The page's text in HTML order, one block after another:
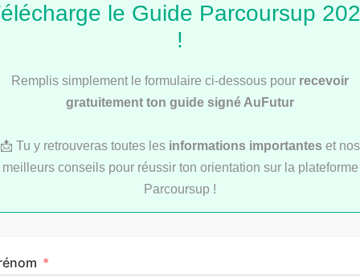
ÉCOLES DE COMMERCE
Découvre notre Guide des concours
le Guide Parcoursup
!
Remplis simplement le formulaire ci-dessous pour recevoir
gratuitement ton guide signé AuFutur
📩 Tu y retrouveras toutes les informations importantes et nos
meilleurs conseils pour réussir ton orientation sur la plateforme
Parcoursup !